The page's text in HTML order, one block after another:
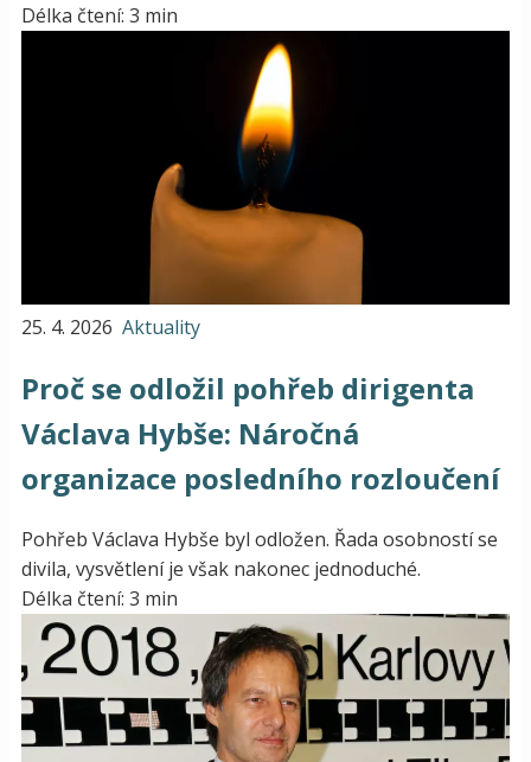
Délka čtení: 3 min
25. 4. 2026 Aktuality
Proč se odložil pohřeb dirigenta
Václava Hybše: Náročná
organizace posledního rozloučení
Pohřeb Václava Hybše byl odložen. Řada osobností se
divila, vysvětlení je však nakonec jednoduché.
Délka čtení: 3 min